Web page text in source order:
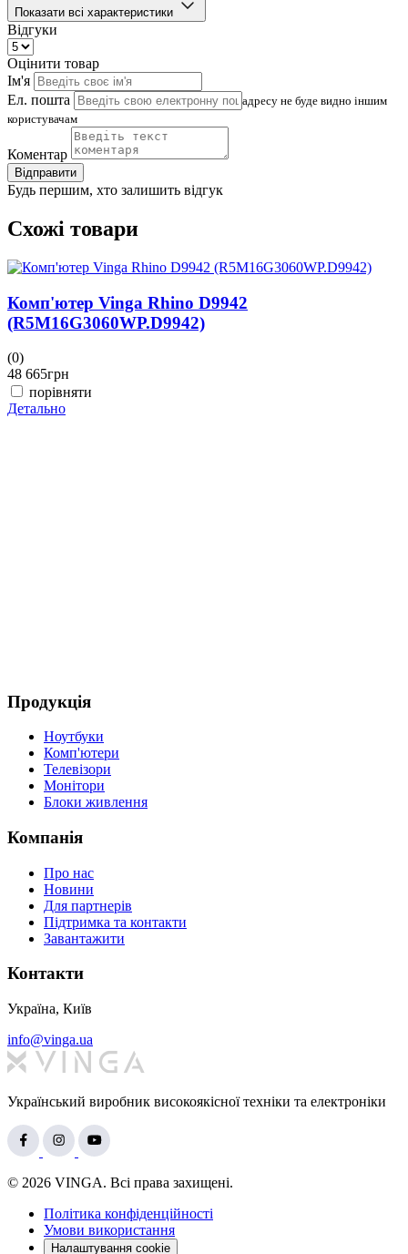
Показати всі характеристики
Відгуки
Оцінити товар
Ім'я
Ел. пошта
адресу не буде видно іншим
користувачам
Коментар
Відправити
Будь першим, хто залишить відгук
Схожі товари
Комп'ютер Vinga Rhino D9942
(R5M16G3060WP.D9942)
(0)
48 665грн
порівняти
Детально
Продукція
Ноутбуки
Комп'ютери
Телевізори
Монітори
Блоки живлення
Компанія
Про нас
Новини
Для партнерів
Підтримка та контакти
Завантажити
Контакти
Україна, Київ
info@vinga.ua
Український виробник високоякісної техніки та електроніки
© 2026 VINGA. Всі права захищені.
Політика конфіденційності
Умови використання
Налаштування cookie